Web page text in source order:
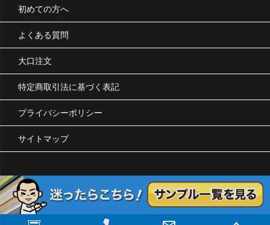
初めての方へ
よくある質問
大口注文
特定商取引法に基づく表記
プライバシーポリシー
サイトマップ